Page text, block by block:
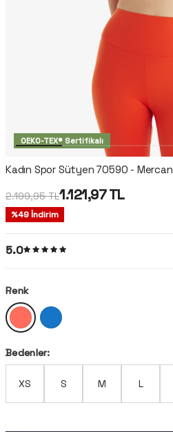
OEKO-TEX® Sertifikalı
Kadın Spor Sütyen 70590 - Mercan
2.199,95TL1.121,97TL
%49İndirim
5.0
Renk
Bedenler:
XS S M L